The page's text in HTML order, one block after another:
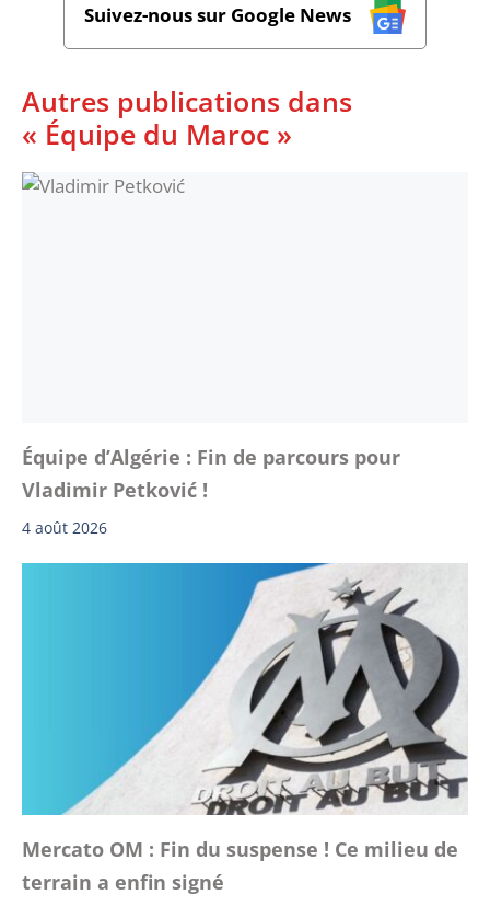
Suivez-nous sur Google News
Autres publications dans
« Équipe du Maroc »
Équipe d’Algérie : Fin de parcours pour
Vladimir Petković !
4 août 2026
Mercato OM : Fin du suspense ! Ce milieu de
terrain a enfin signé